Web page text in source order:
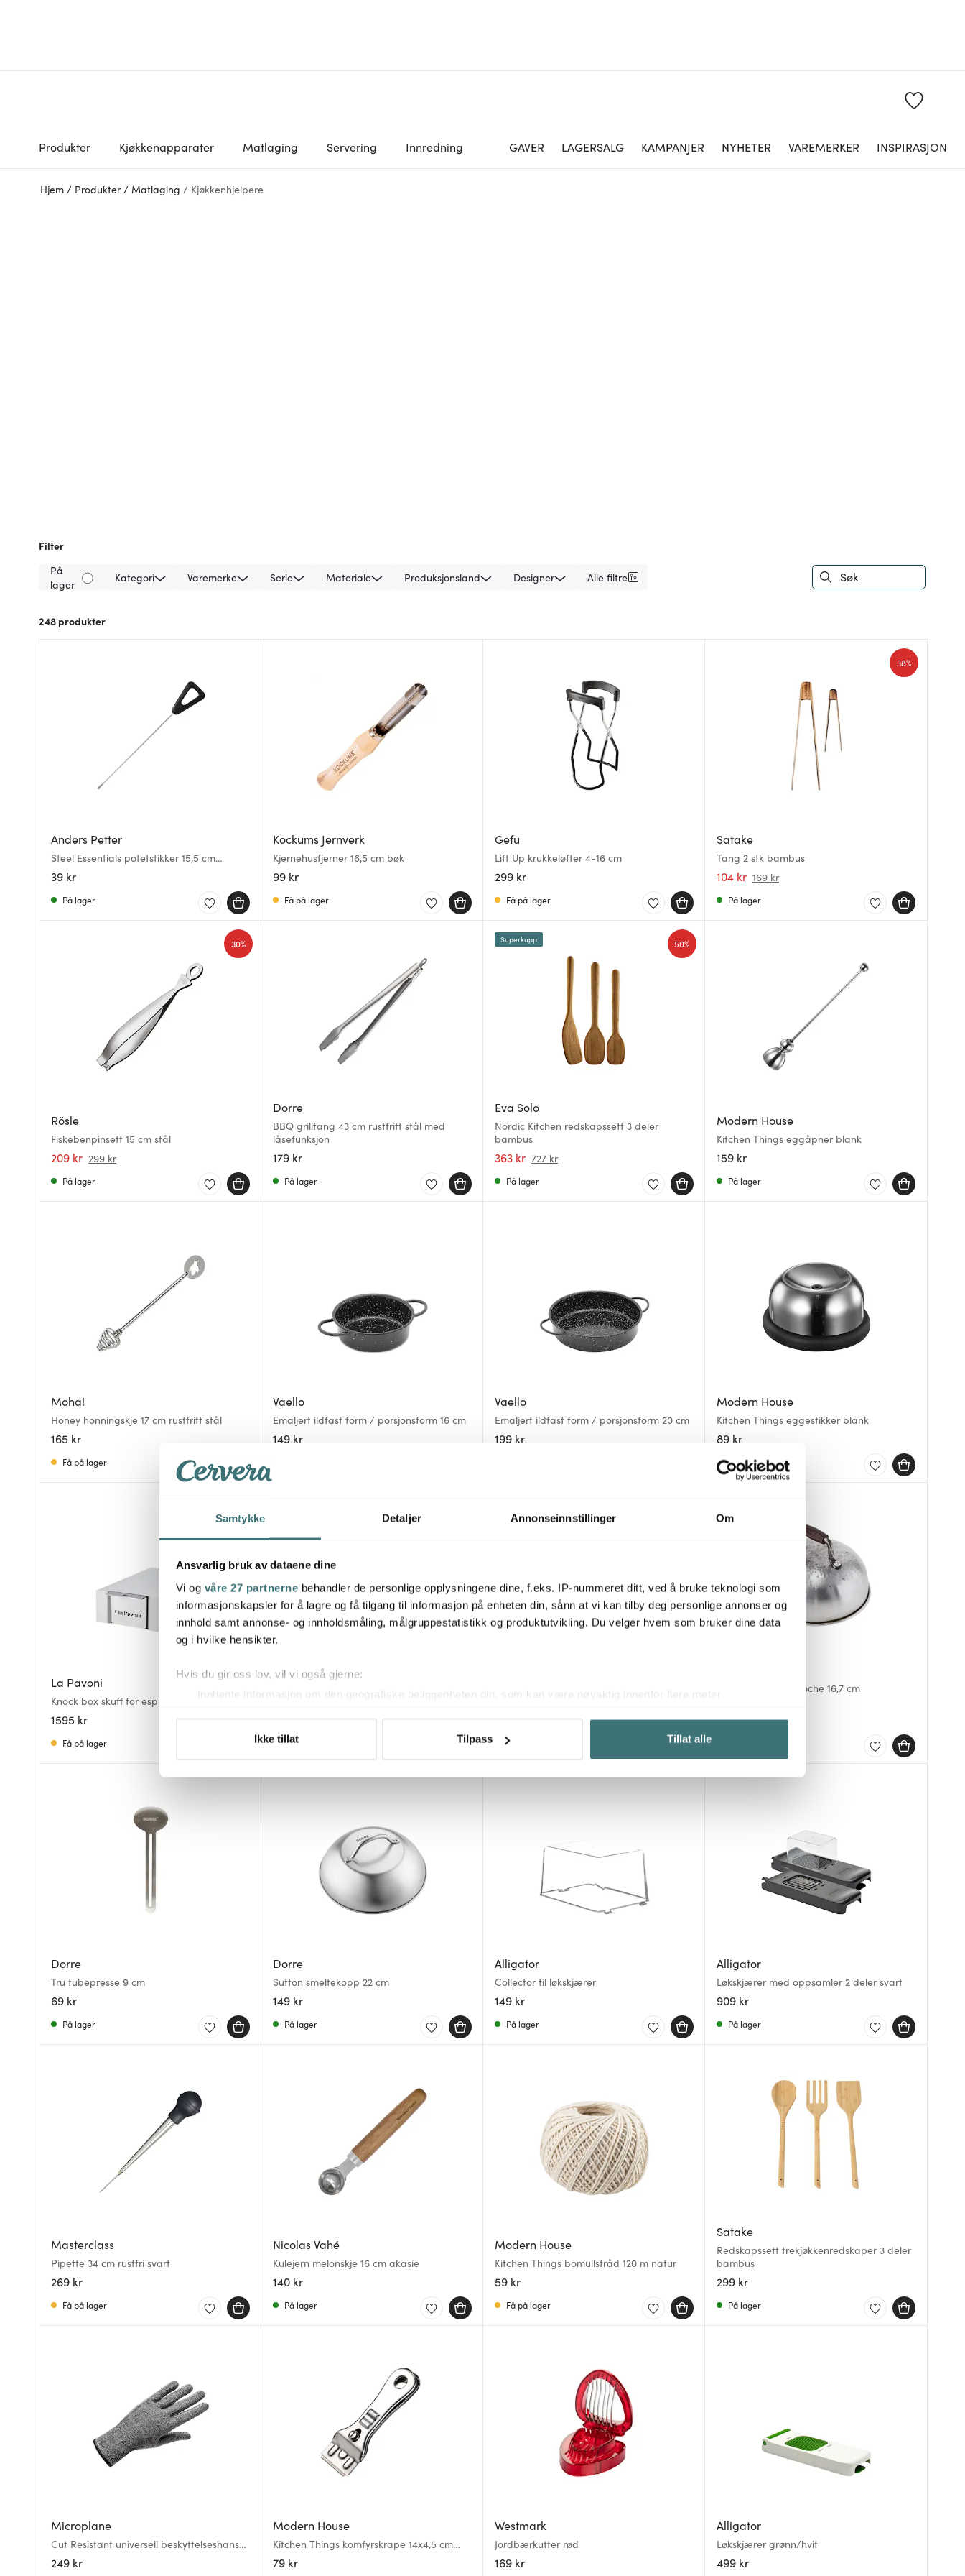
Samtykke Detaljer Annonseinnstillinger Om
Ansvarlig bruk av dataene dine
Vi og våre 27 partnerne behandler de personlige opplysningene dine, f.eks. IP-nummeret ditt, ved å bruke teknologi som
informasjonskapsler for å lagre og få tilgang til informasjon på enheten din, sånn at vi kan tilby deg personlige annonser og
innhold samt annonse- og innholdsmåling, målgruppestatistikk og produktutvikling. Du velger hvem som bruker dine data
og i hvilke hensikter.
Hvis du gir oss lov, vil vi også gjerne:
Innhente informasjon om den geografiske beliggenheten din, som kan være nøyaktig innenfor flere meter
Du kan hele tiden endre eller trekke tilbake ditt samtykke fra erklæringen om informasjonskapsler.
dem, eller som de har samlet inn gjennom din bruk av tjenestene deres.
Ikke tillat Tilpass Tillat alle
Produkter Kjøkkenapparater Matlaging Servering Innredning GAVER LAGERSALG KAMPANJER NYHETER VAREMERKER INSPIRASJON
Hjem / Produkter / Matlaging / Kjøkkenhjelpere
Filter
På
lager
Kategori Varemerke Serie Materiale Produksjonsland Designer Alle filtre
248 produkter
Anders Petter
Steel Essentials potetstikker 15,5 cm
stål/svart
39 kr
På lager
Kockums Jernverk
Kjernehusfjerner 16,5 cm bøk
99 kr
Få på lager
Gefu
Lift Up krukkeløfter 4-16 cm
299 kr
Få på lager
Satake
Tang 2 stk bambus
104 kr 169 kr
38%
På lager
Rösle
Fiskebenpinsett 15 cm stål
209 kr 299 kr
30%
På lager
Dorre
BBQ grilltang 43 cm rustfritt stål med
låsefunksjon
179 kr
På lager
Eva Solo
Nordic Kitchen redskapssett 3 deler
bambus
363 kr 727 kr
50%
Superkupp
På lager
Modern House
Kitchen Things eggåpner blank
159 kr
På lager
Moha!
Honey honningskje 17 cm rustfritt stål
165 kr
Få på lager
Vaello
Emaljert ildfast form / porsjonsform 16 cm
149 kr
Vaello
Emaljert ildfast form / porsjonsform 20 cm
199 kr
Modern House
Kitchen Things eggestikker blank
89 kr
På lager
La Pavoni
Knock box skuff for espresso i rustfritt stål
1595 kr
Få på lager
Dorre
Kiah kjøkkentang 23 cm med silikon og
På lager
Kelle kjøkken- og serveringstang 25,5 cm
På lager
Kuro matkuppel/cloche 16,7 cm
699 kr
Dorre
Tru tubepresse 9 cm
69 kr
På lager
Dorre
Sutton smeltekopp 22 cm
149 kr
På lager
Alligator
Collector til løkskjærer
149 kr
På lager
Alligator
Løkskjærer med oppsamler 2 deler svart
909 kr
På lager
Masterclass
Pipette 34 cm rustfri svart
269 kr
Få på lager
Nicolas Vahé
Kulejern melonskje 16 cm akasie
140 kr
På lager
Modern House
Kitchen Things bomullstråd 120 m natur
59 kr
Få på lager
Satake
Redskapssett trekjøkkenredskaper 3 deler
bambus
299 kr
På lager
Microplane
Cut Resistant universell beskyttelseshanske
grå
249 kr
Modern House
Kitchen Things komfyrskrape 14x4,5 cm
stål
79 kr
Westmark
Jordbærkutter rød
169 kr
Alligator
Løkskjærer grønn/hvit
499 kr